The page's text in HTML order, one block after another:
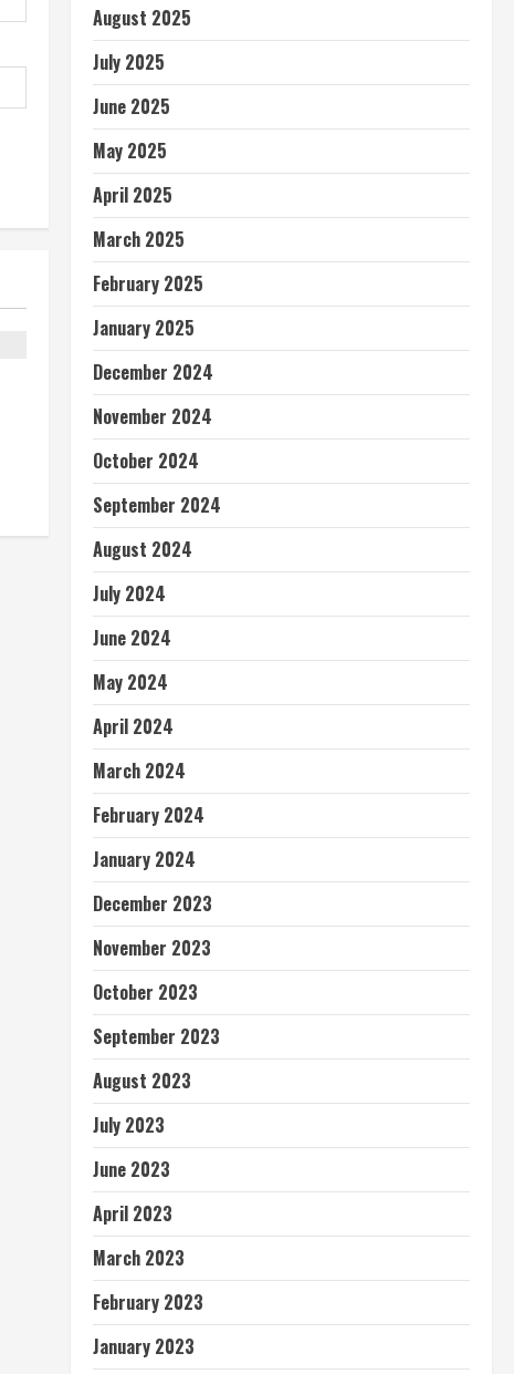
August 2025
July 2025
June 2025
May 2025
April 2025
March 2025
February 2025
January 2025
December 2024
November 2024
October 2024
September 2024
August 2024
July 2024
June 2024
May 2024
April 2024
March 2024
February 2024
January 2024
December 2023
November 2023
October 2023
September 2023
August 2023
July 2023
June 2023
April 2023
March 2023
February 2023
January 2023